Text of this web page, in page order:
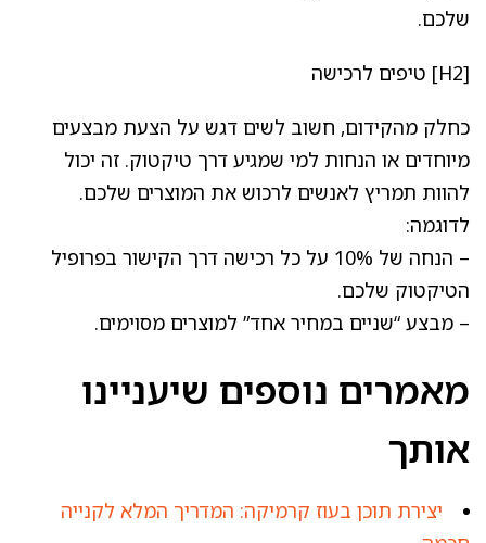
שלכם.
[H2] טיפים לרכישה
כחלק מהקידום, חשוב לשים דגש על הצעת מבצעים
מיוחדים או הנחות למי שמגיע דרך טיקטוק. זה יכול
להוות תמריץ לאנשים לרכוש את המוצרים שלכם.
לדוגמה:
– הנחה של 10% על כל רכישה דרך הקישור בפרופיל
הטיקטוק שלכם.
– מבצע “שניים במחיר אחד” למוצרים מסוימים.
מאמרים נוספים שיעניינו
אותך
יצירת תוכן בעוז קרמיקה: המדריך המלא לקנייה